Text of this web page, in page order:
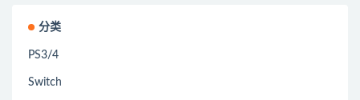
分类
PS3/4
Switch